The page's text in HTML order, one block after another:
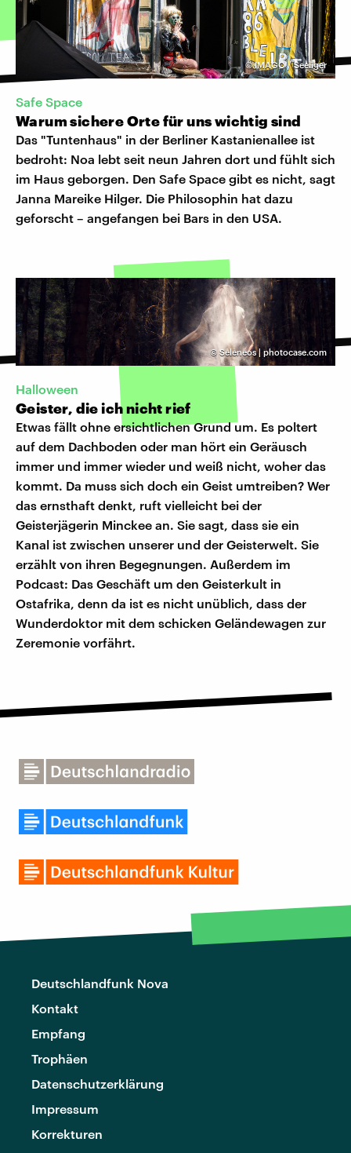
©IMAGO / Seeliger
Safe Space
Warum sichere Orte für uns wichtig sind
Das "Tuntenhaus" in der Berliner Kastanienallee ist
bedroht: Noa lebt seit neun Jahren dort und fühlt sich
im Haus geborgen. Den Safe Space gibt es nicht, sagt
Janna Mareike Hilger. Die Philosophin hat dazu
geforscht – angefangen bei Bars in den USA.
©Seleneos | photocase.com
Halloween
Geister, die ich nicht rief
Etwas fällt ohne ersichtlichen Grund um. Es poltert
auf dem Dachboden oder man hört ein Geräusch
immer und immer wieder und weiß nicht, woher das
kommt. Da muss sich doch ein Geist umtreiben? Wer
das ernsthaft denkt, ruft vielleicht bei der
Geisterjägerin Minckee an. Sie sagt, dass sie ein
Kanal ist zwischen unserer und der Geisterwelt. Sie
erzählt von ihren Begegnungen. Außerdem im
Podcast: Das Geschäft um den Geisterkult in
Ostafrika, denn da ist es nicht unüblich, dass der
Wunderdoktor mit dem schicken Geländewagen zur
Zeremonie vorfährt.
Deutschlandfunk Nova
Kontakt
Empfang
Trophäen
Datenschutzerklärung
Impressum
Korrekturen